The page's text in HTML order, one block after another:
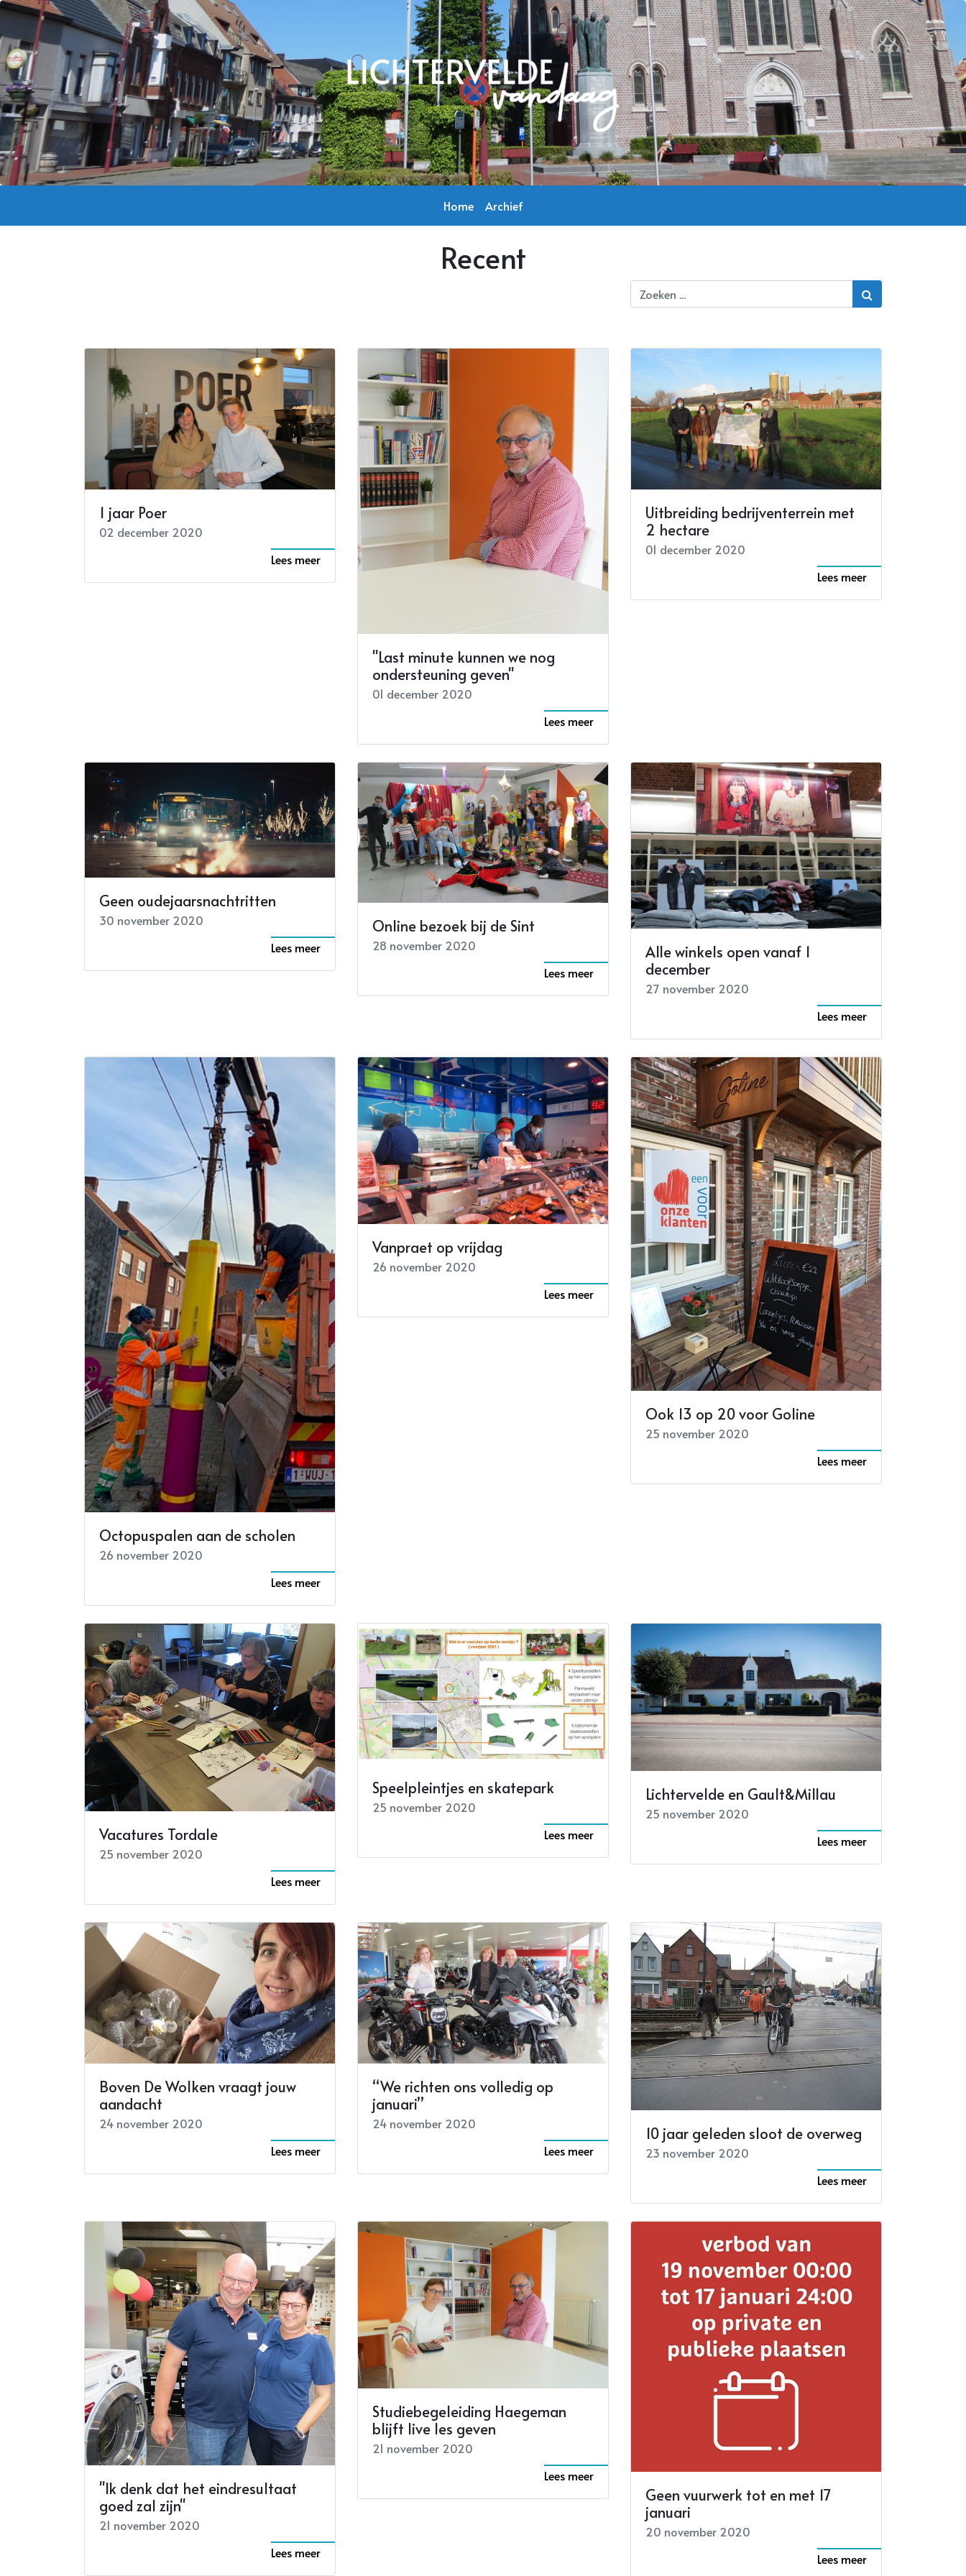
Home Archief
Recent
1 jaar Poer
02 december 2020
Lees meer
"Last minute kunnen we nog
ondersteuning geven"
01 december 2020
Lees meer
Uitbreiding bedrijventerrein met
2 hectare
01 december 2020
Lees meer
Geen oudejaarsnachtritten
30 november 2020
Lees meer
Online bezoek bij de Sint
28 november 2020
Lees meer
Alle winkels open vanaf 1
december
27 november 2020
Lees meer
Octopuspalen aan de scholen
26 november 2020
Lees meer
Vanpraet op vrijdag
26 november 2020
Lees meer
Ook 13 op 20 voor Goline
25 november 2020
Lees meer
Vacatures Tordale
25 november 2020
Lees meer
Speelpleintjes en skatepark
25 november 2020
Lees meer
Lichtervelde en Gault&Millau
25 november 2020
Lees meer
Boven De Wolken vraagt jouw
aandacht
24 november 2020
Lees meer
“We richten ons volledig op
januari”
24 november 2020
Lees meer
10 jaar geleden sloot de overweg
23 november 2020
Lees meer
"Ik denk dat het eindresultaat
goed zal zijn"
21 november 2020
Lees meer
Studiebegeleiding Haegeman
blijft live les geven
21 november 2020
Lees meer
Geen vuurwerk tot en met 17
januari
20 november 2020
Lees meer